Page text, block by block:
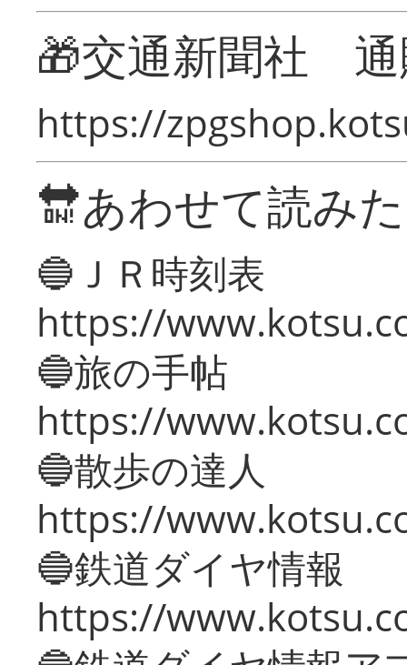
🎁交通新聞社
https://
🔛あわせて読み
🔵ＪＲ時刻表
https://
🔵旅の手帖
https://
🔵散歩の達人
https://
🔵鉄道ダイヤ情報
https://